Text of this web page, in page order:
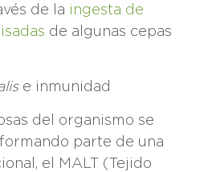
de la ingesta de
de algunas cepas
e inmunidad
del organismo se
parte de una
el MALT (Tejido